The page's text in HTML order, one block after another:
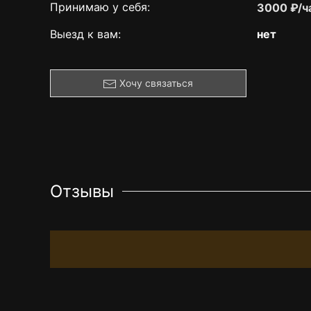
Принимаю у себя:
3000 ₽/
Выезд к вам:
нет
Хочу связаться
Отзывы